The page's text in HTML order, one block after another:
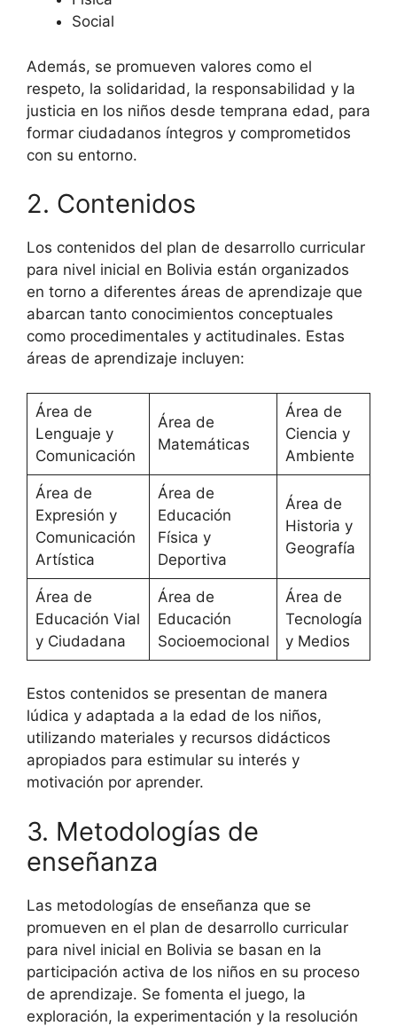
Social
Además, se promueven valores como el
respeto, la solidaridad, la responsabilidad y la
justicia en los niños desde temprana edad, para
formar ciudadanos íntegros y comprometidos
con su entorno.
2. Contenidos
Los contenidos del plan de desarrollo curricular
para nivel inicial en Bolivia están organizados
en torno a diferentes áreas de aprendizaje que
abarcan tanto conocimientos conceptuales
como procedimentales y actitudinales. Estas
áreas de aprendizaje incluyen:
Área de
Lenguaje y
Comunicación
Área de
Matemáticas
Área de
Ciencia y
Ambiente
Área de
Expresión y
Comunicación
Artística
Área de
Educación
Física y
Deportiva
Área de
Historia y
Geografía
Área de
Educación Vial
y Ciudadana
Área de
Educación
Socioemocional
Área de
Tecnología
y Medios
Estos contenidos se presentan de manera
lúdica y adaptada a la edad de los niños,
utilizando materiales y recursos didácticos
apropiados para estimular su interés y
motivación por aprender.
3. Metodologías de
enseñanza
Las metodologías de enseñanza que se
promueven en el plan de desarrollo curricular
para nivel inicial en Bolivia se basan en la
participación activa de los niños en su proceso
de aprendizaje. Se fomenta el juego, la
exploración, la experimentación y la resolución